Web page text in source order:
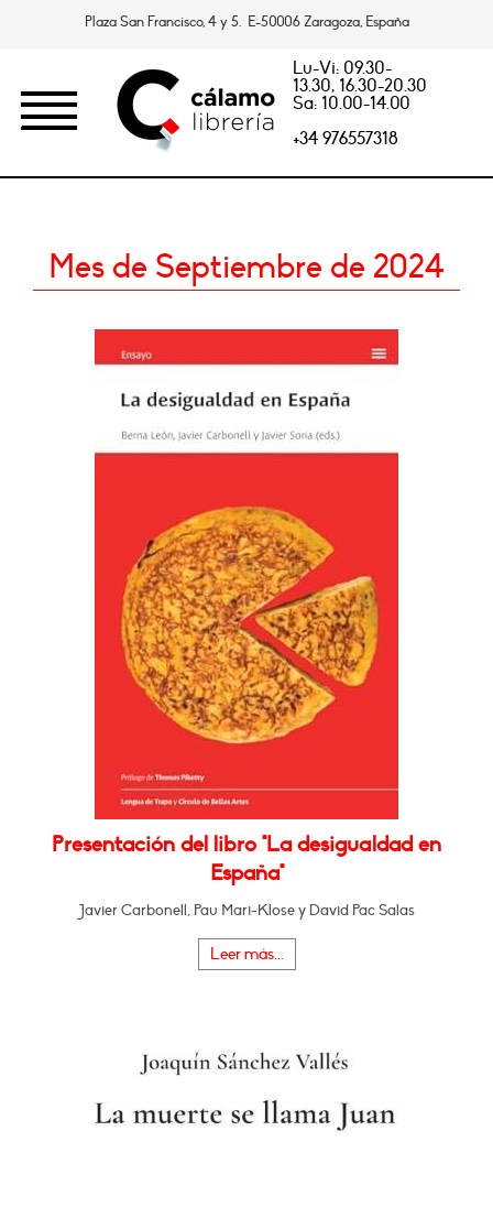
Plaza San Francisco, 4 y 5. E-50006 Zaragoza, España
Lu-Vi: 09.30-
13.30, 16.30-20.30
Sa: 10.00-14.00
+34 976557318
Mes de Septiembre de 2024
Presentación del libro "La desigualdad en
España"
Javier Carbonell, Pau Mari-Klose y David Pac Salas
Leer más...